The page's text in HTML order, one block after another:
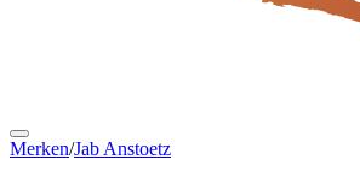
Merken/Jab Anstoetz